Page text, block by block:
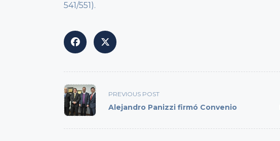
541/551).
<span
class="nav-
subtitle
PREVIOUS POST
Alejandro Panizzi firmó Convenio